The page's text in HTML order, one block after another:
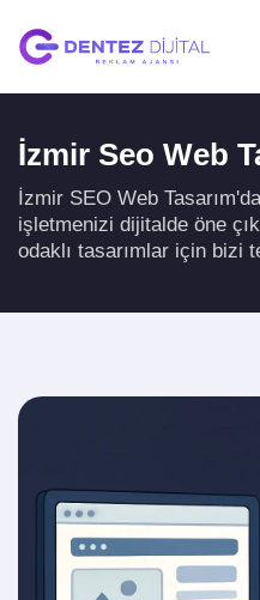
İzmir Seo Web
İzmir SEO Web
işletmenizi dijitalde öne
odaklı tasarımlar için bizi